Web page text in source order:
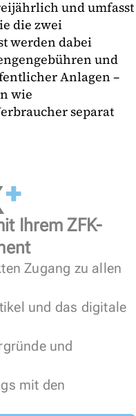
und umfasst
die zwei
werden dabei
und
Anlagen –
wie
separat
Ihrem ZFK-
Zugang zu allen
und das digitale
und
mit den